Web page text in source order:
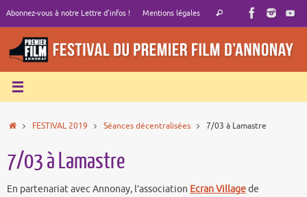
contenu
Abonnez-vous à notre Lettre d’infos ! Mentions légales
Recherche
Rechercher
AccueilFESTIVAL 2019 Séances décentralisées 7/03 à Lamastre
7/03 à Lamastre
En partenariat avec Annonay, l’association Ecran Villagede